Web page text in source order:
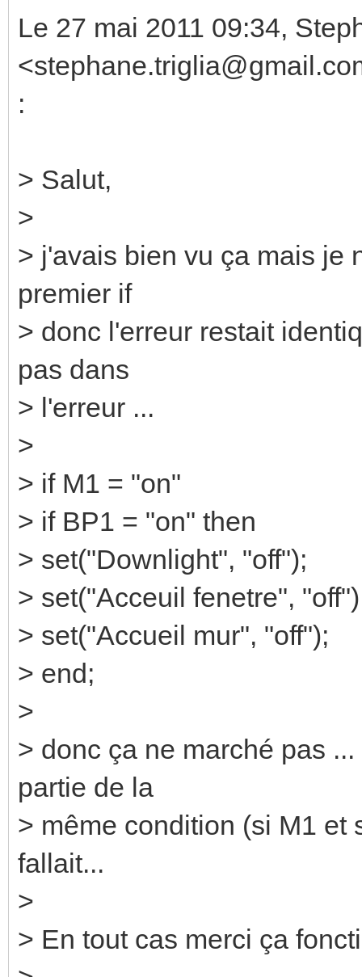
Le 27 mai 2011 09:34,
:
> Salut,
>
> j'avais bien vu ça mais je
premier if
> donc l'erreur restait
pas dans
> l'erreur ...
>
> if M1 = "on"
> if BP1 = "on" then
> set("Downlight", "off");
> set("Acceuil fenetre",
> set("Accueil mur", "off");
> end;
>
> donc ça ne marché pas
partie de la
> même condition (si M1 et
fallait...
>
> En tout cas merci ça